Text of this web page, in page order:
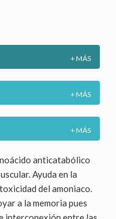
anticatabólico
Ayuda en la
del amoniaco.
a la memoria pues